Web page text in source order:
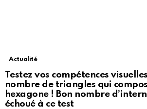
Actualité
Testez vos compétences
nombre de triangles qui
hexagone ! Bon nombre
échoué à ce test